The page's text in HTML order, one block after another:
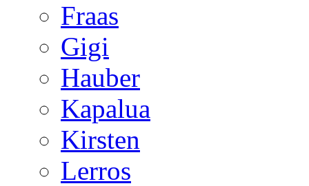
Fraas
Gigi
Hauber
Kapalua
Kirsten
Lerros